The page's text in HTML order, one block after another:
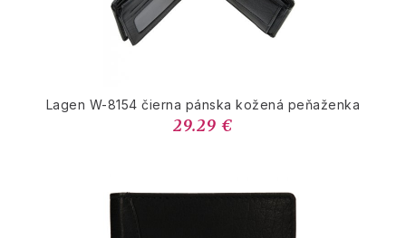
Lagen W-8154 čierna pánska kožená peňaženka
29.29 €